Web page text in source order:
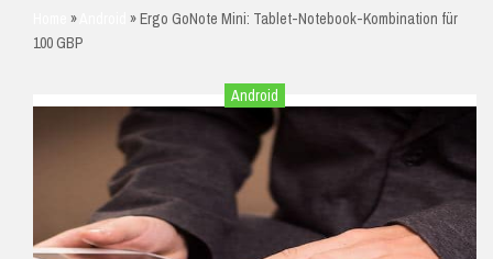
» »Ergo GoNote Mini: Tablet-Notebook-Kombination für
100 GBP
Android